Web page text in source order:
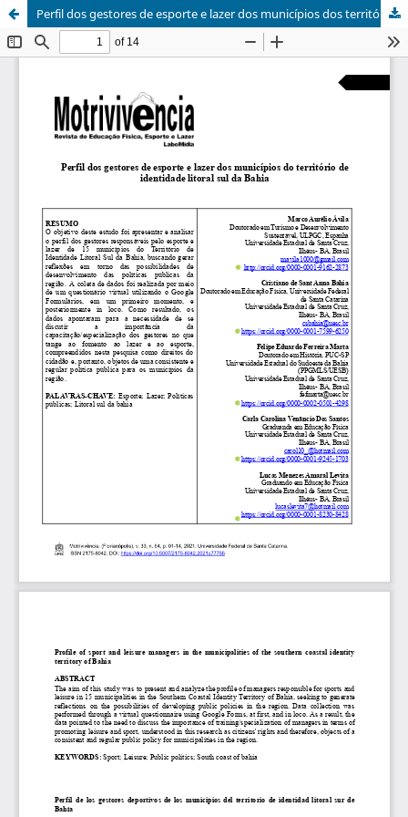
Perfil dos gestores de esporte e lazer dos municípios dos territórios de identidade litoral sul da Bahia